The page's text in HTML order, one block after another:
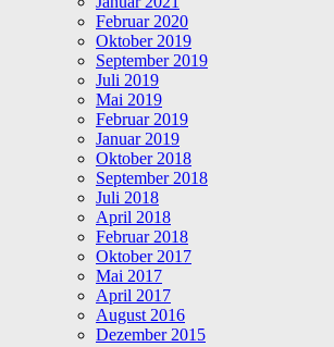
Februar 2020
Oktober 2019
September 2019
Juli 2019
Mai 2019
Februar 2019
Januar 2019
Oktober 2018
September 2018
Juli 2018
April 2018
Februar 2018
Oktober 2017
Mai 2017
April 2017
August 2016
Dezember 2015